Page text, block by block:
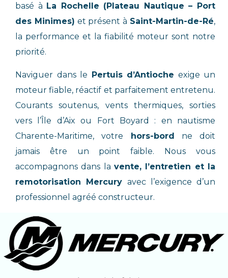
basé à La Rochelle (Plateau Nautique – Port
des Minimes) et présent à Saint-Martin-de-Ré,
la performance et la fiabilité moteur sont notre
priorité.
Naviguer dans le Pertuis d’Antioche exige un
moteur fiable, réactif et parfaitement entretenu.
Courants soutenus, vents thermiques, sorties
vers l’Île d’Aix ou Fort Boyard : en nautisme
Charente-Maritime, votre hors-bord ne doit
jamais être un point faible. Nous vous
accompagnons dans la vente, l’entretien et la
remotorisation Mercury avec l’exigence d’un
professionnel agréé constructeur.